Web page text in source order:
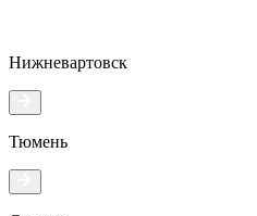
Нижневартовск
Тюмень